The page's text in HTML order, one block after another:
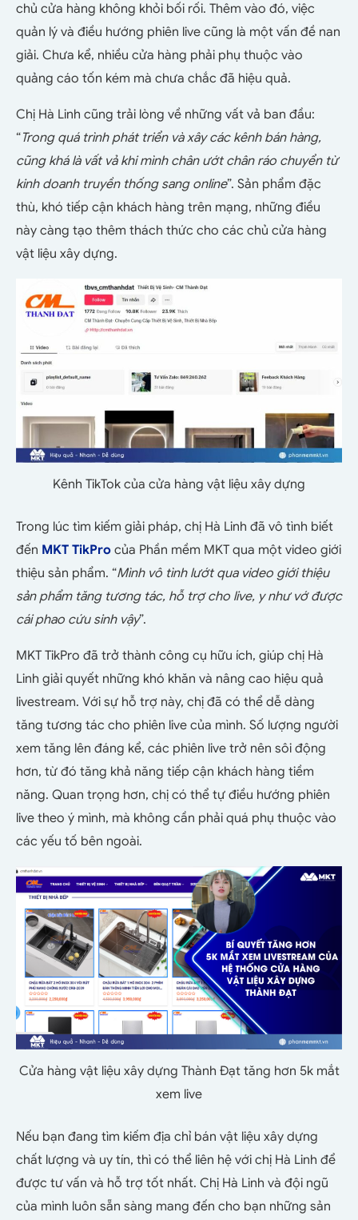
chủ cửa hàng không khỏi bối rối. Thêm vào đó, việc
quản lý và điều hướng phiên live cũng là một vấn đề nan
giải. Chưa kể, nhiều cửa hàng phải phụ thuộc vào
quảng cáo tốn kém mà chưa chắc đã hiệu quả.
Chị Hà Linh cũng trải lòng về những vất vả ban đầu:
“Trong quá trình phát triển và xây các kênh bán hàng,
cũng khá là vất vả khi mình chân ướt chân ráo chuyển từ
kinh doanh truyền thống sang online”. Sản phẩm đặc
thù, khó tiếp cận khách hàng trên mạng, những điều
này càng tạo thêm thách thức cho các chủ cửa hàng
vật liệu xây dựng.
Kênh TikTok của cửa hàng vật liệu xây dựng
Trong lúc tìm kiếm giải pháp, chị Hà Linh đã vô tình biết
đến MKT TikPro của Phần mềm MKT qua một video giới
thiệu sản phẩm. “Mình vô tình lướt qua video giới thiệu
sản phẩm tăng tương tác, hỗ trợ cho live, y như vớ được
cái phao cứu sinh vậy”.
MKT TikPro đã trở thành công cụ hữu ích, giúp chị Hà
Linh giải quyết những khó khăn và nâng cao hiệu quả
livestream. Với sự hỗ trợ này, chị đã có thể dễ dàng
tăng tương tác cho phiên live của mình. Số lượng người
xem tăng lên đáng kể, các phiên live trở nên sôi động
hơn, từ đó tăng khả năng tiếp cận khách hàng tiềm
năng. Quan trọng hơn, chị có thể tự điều hướng phiên
live theo ý mình, mà không cần phải quá phụ thuộc vào
các yếu tố bên ngoài.
Cửa hàng vật liệu xây dựng Thành Đạt tăng hơn 5k mắt
xem live
Nếu bạn đang tìm kiếm địa chỉ bán vật liệu xây dựng
chất lượng và uy tín, thì có thể liên hệ với chị Hà Linh để
được tư vấn và hỗ trợ tốt nhất. Chị Hà Linh và đội ngũ
của mình luôn sẵn sàng mang đến cho bạn những sản